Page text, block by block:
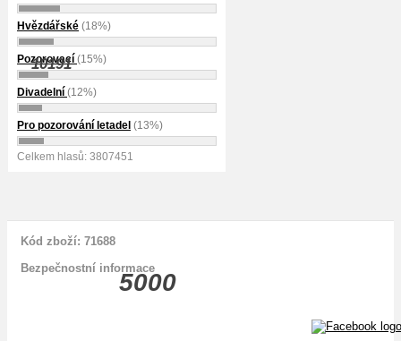
Hvězdářské (18%)
Pozorovací (15%)
Divadelní (12%)
Pro pozorování letadel (13%)
Celkem hlasů: 3807451
5000
10191
Kód zboží: 71688
Bezpečnostní informace